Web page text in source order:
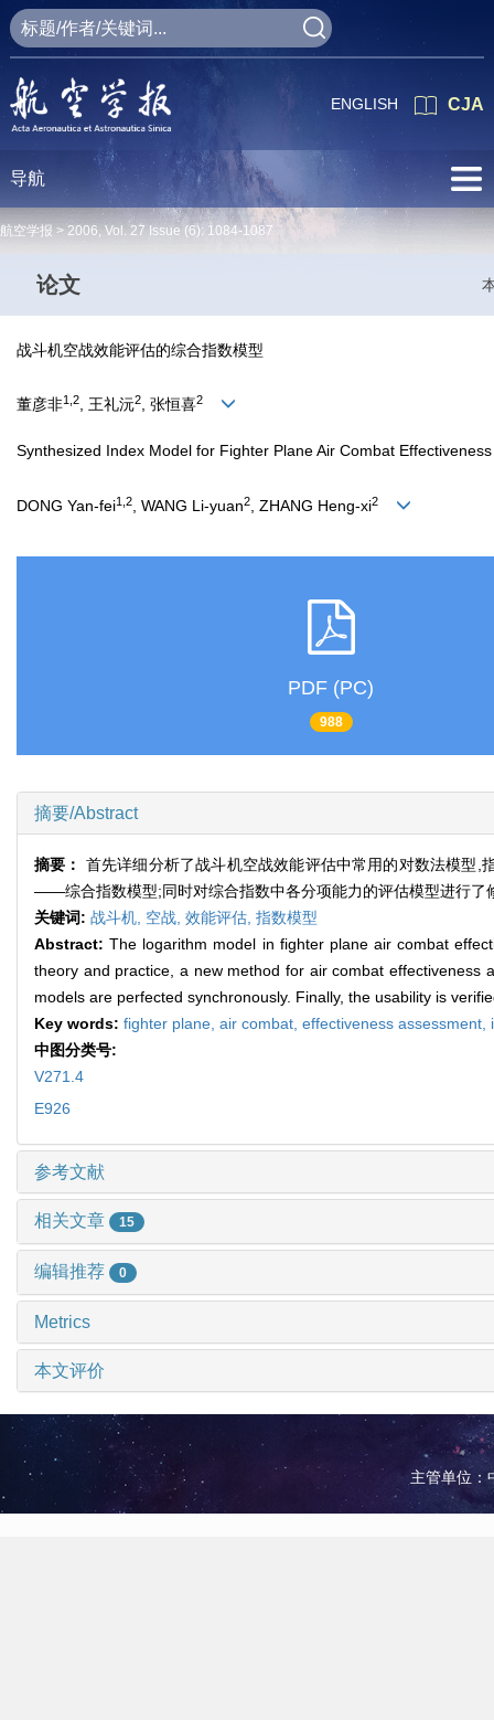
CJA
ENGLISH
导航
航空学报 > 2006, Vol. 27 Issue (6): 1084-1087
论文
战斗机空战效能评估的综合指数模型
董彦非1,2, 王礼沅2, 张恒喜2
Synthesized Index Model for Fighter Plane Air Combat
DONG Yan-fei1,2 , WANG Li-yuan2 , ZHANG Heng-xi2
PDF (PC)
988
摘要/Abstract
摘要： 首先详细分析了战斗机空战效能评估中常用的对数法模型
——综合指数模型;同时对综合指数中各分项能力的评估模型进行了
关键词: 战斗机, 空战, 效能评估, 指数模型
Abstract:The logarithm model in fighter plane air combat
theory and practice, a new method for air combat
models are perfected synchronously. Finally, the usability is
Key words: fighter plane, air combat, effectiveness assessment,
中图分类号:
V271.4
E926
参考文献
相关文章 15
编辑推荐 0
Metrics
本文评价
主管单位：